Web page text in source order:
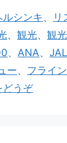
ルシンキ 、 リ
、 観光、 観光
、 ANA、JAL
ー、 フライ
どうぞ